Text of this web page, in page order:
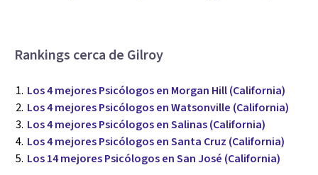
Rankings cerca de Gilroy
Los 4 mejores Psicólogos en Morgan Hill (California)
Los 4 mejores Psicólogos en Watsonville (California)
Los 4 mejores Psicólogos en Salinas (California)
Los 4 mejores Psicólogos en Santa Cruz (California)
Los 14 mejores Psicólogos en San José (California)